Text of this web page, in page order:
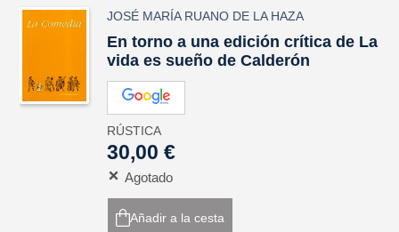
JOSÉ MARÍA RUANO DE LA HAZA
En torno a una edición crítica de La
vida es sueño de Calderón
RÚSTICA
30,00 €
Agotado
Añadir a la cesta